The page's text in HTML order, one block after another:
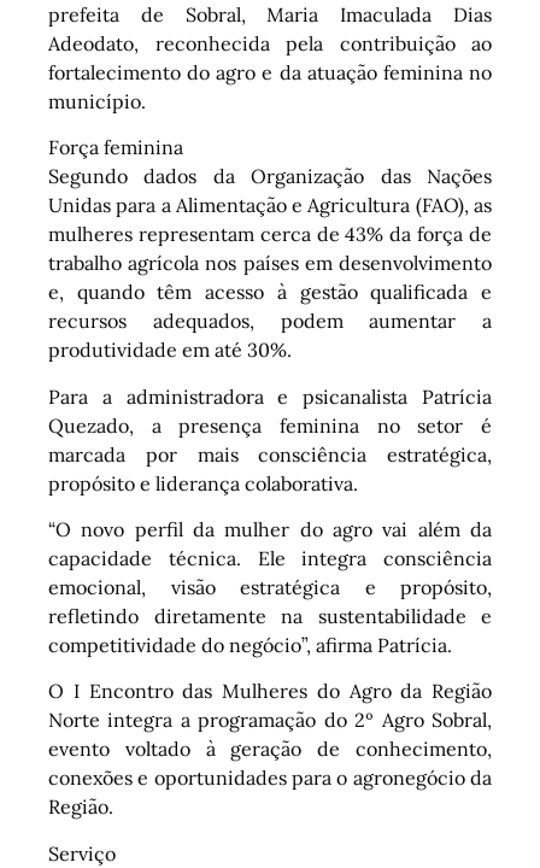
prefeita de Sobral, Maria Imaculada Dias
Adeodato, reconhecida pela contribuição ao
fortalecimento do agro e da atuação feminina no
município.
Força feminina
Segundo dados da Organização das Nações
Unidas para a Alimentação e Agricultura (FAO), as
mulheres representam cerca de 43% da força de
trabalho agrícola nos países em desenvolvimento
e, quando têm acesso à gestão qualificada e
recursos adequados, podem aumentar a
produtividade em até 30%.
Para a administradora e psicanalista Patrícia
Quezado, a presença feminina no setor é
marcada por mais consciência estratégica,
propósito e liderança colaborativa.
“O novo perfil da mulher do agro vai além da
capacidade técnica. Ele integra consciência
emocional, visão estratégica e propósito,
refletindo diretamente na sustentabilidade e
competitividade do negócio”, afirma Patrícia.
O I Encontro das Mulheres do Agro da Região
Norte integra a programação do 2º Agro Sobral,
evento voltado à geração de conhecimento,
conexões e oportunidades para o agronegócio da
Região.
Serviço